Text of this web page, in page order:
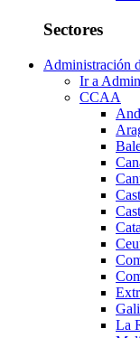
Sectores
Administración
Ir a
CCAA
La